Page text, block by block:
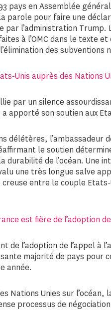
pays en Assemblée
parole pour faire une
l’administration Trump.
à l’OMC dans le texte
des subventions
Unis auprès des Nations
par un silence
a apporté son soutien aux
délétères, l’ambassadeur
le soutien
durabilité de l’océan. Une
une très longue salve
entre le couple
est fière de l’adoption
de l’adoption de l’appel à
majorité de pays pour
année.
Nations Unies sur
processus de